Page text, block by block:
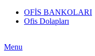
OFİS BANKOLARI
Ofis Dolapları
Menu